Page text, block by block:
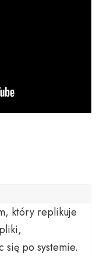
który replikuje
po systemie.